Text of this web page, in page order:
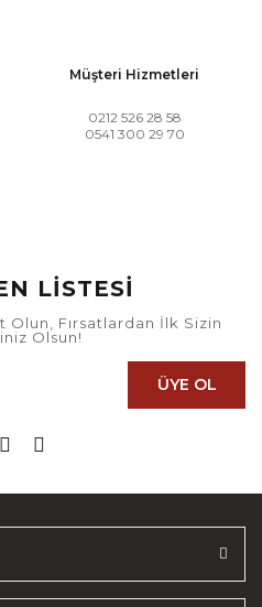
Müşteri Hizmetleri
0212 526 28 58
0541 300 29 70
LİSTESİ
Olun, Fırsatlardan İlk Sizin
Olsun!
ÜYE OL